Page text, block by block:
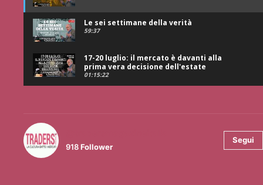
Le sei settimane della verità
59:37
17-20 luglio: il mercato è davanti alla
prima vera decisione dell'estate
01:15:22
918Follower
Segui